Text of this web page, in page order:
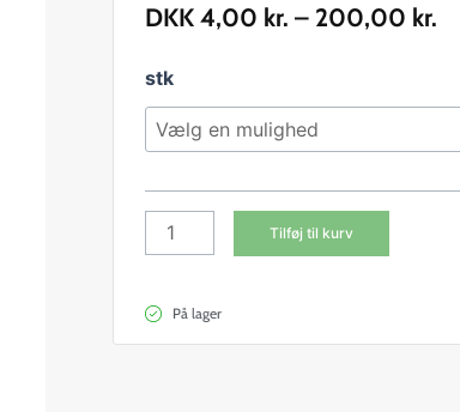
DKK 4,00 kr. – 200,00 kr.
stk
NC
dronningesystem,
sokkel
Tilføj til kurv
På lager